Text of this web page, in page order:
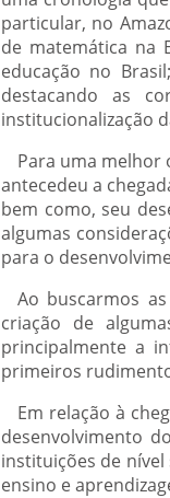
particular, no
de matemática na
educação no
destacando as
institucionalização
Para uma melhor
antecedeu a
bem como, seu
algumas
para o
Ao buscarmos
criação de
principalmente a
primeiros
Em relação à
desenvolvimento
instituições de
ensino e